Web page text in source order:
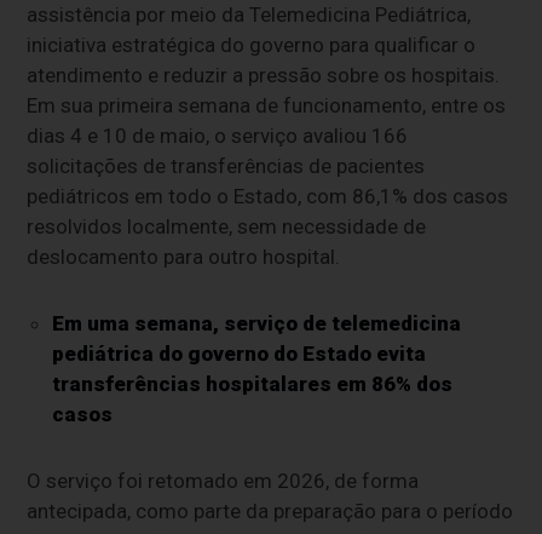
assistência por meio da Telemedicina Pediátrica,
iniciativa estratégica do governo para qualificar o
atendimento e reduzir a pressão sobre os hospitais.
Em sua primeira semana de funcionamento, entre os
dias 4 e 10 de maio, o serviço avaliou 166
solicitações de transferências de pacientes
pediátricos em todo o Estado, com 86,1% dos casos
resolvidos localmente, sem necessidade de
deslocamento para outro hospital.
Em uma semana, serviço de telemedicina
pediátrica do governo do Estado evita
transferências hospitalares em 86% dos
casos
O serviço foi retomado em 2026, de forma
antecipada, como parte da preparação para o período